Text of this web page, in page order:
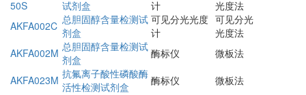
50S 试剂盒 计
光度法
AKFA002C 总胆固醇含量检测试
剂盒
可见分光光度
计
可见分光
光度法
AKFA002M 总胆固醇含量检测试
剂盒
酶标仪
微板法
AKFA023M 抗氟离子酸性磷酸酶
活性检测试剂盒
酶标仪
微板法